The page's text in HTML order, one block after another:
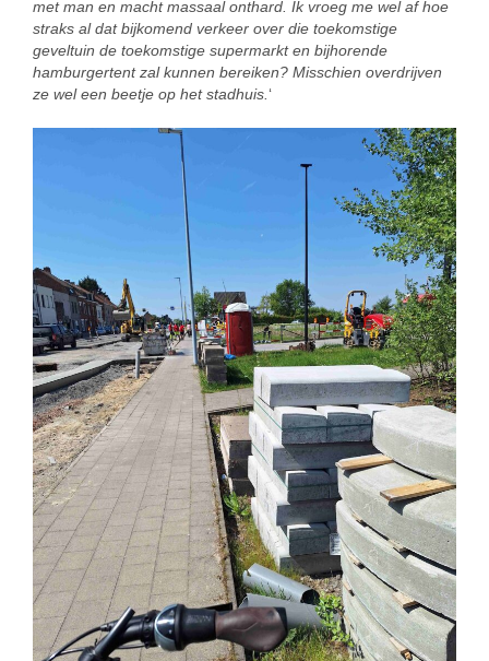
met man en macht massaal onthard. Ik vroeg me wel af hoe
straks al dat bijkomend verkeer over die toekomstige
geveltuin de toekomstige supermarkt en bijhorende
hamburgertent zal kunnen bereiken? Misschien overdrijven
ze wel een beetje op het stadhuis. ‘